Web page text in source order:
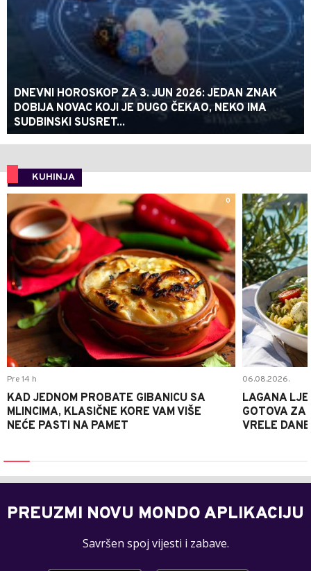
DNEVNI HOROSKOP ZA 3. JUN 2026: JEDAN ZNAK
DOBIJA NOVAC KOJI JE DUGO ČEKAO, NEKO IMA
SUDBINSKI SUSRET...
KUHINJA
0
Pre 14 h
KAD JEDNOM PROBATE GIBANICU SA
MLINCIMA, KLASIČNE KORE VAM VIŠE
NEĆE PASTI NA PAMET
06.08.2026.
LAGANA
GOTOVA ZA
VRELE DANE
PREUZMI NOVU MONDO APLIKACIJU
Savršen spoj vijesti i zabave.